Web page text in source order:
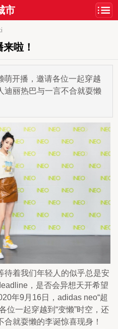
市
啦！
萌开播，邀请各位一起穿越
迪丽热巴与一言不合就耍懒
待着我们年轻人的似乎总是安
，是否会异想天开希望
年9月16日，adidas neo“超
位一起穿越到“变懒”时空，还
就耍懒的李诞惊喜现身！